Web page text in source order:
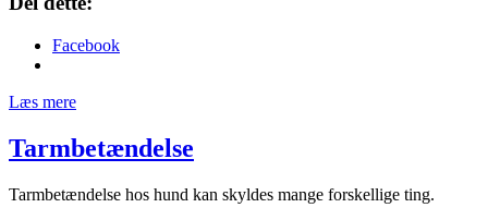
Facebook
Læs mere
Tarmbetændelse
Tarmbetændelse hos hund kan skyldes mange forskellige ting.